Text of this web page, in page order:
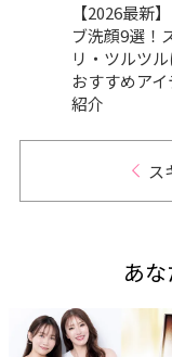
【2026最新
ブ洗顔9選！
リ・ツルツ
おすすめアイ
紹介
ス
あ